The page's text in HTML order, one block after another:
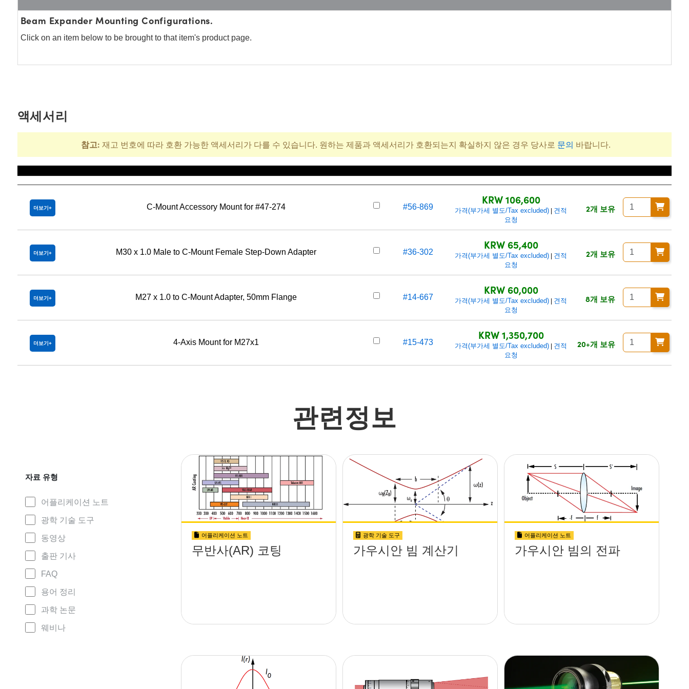
Beam Expander Mounting Configurations.
Click on an item below to be brought to that item's product page.
액세서리
참고: 재고 번호에 따라 호환 가능한 액세서리가 다를 수 있습니다. 원하는 제품과 액세서리가 호환되는지 확실하지 않은 경우 당사로 문의 바랍니다.
더보기 C-Mount Accessory Mount for #47-274 #56-869
KRW 106,600
가격(부가세 별도/Tax excluded)
견적
요청
2개 보유
더보기 M30 x 1.0 Male to C-Mount Female Step-Down Adapter #36-302
KRW 65,400
가격(부가세 별도/Tax excluded)
견적
요청
2개 보유
더보기 M27 x 1.0 to C-Mount Adapter, 50mm Flange #14-667
KRW 60,000
가격(부가세 별도/Tax excluded)
견적
요청
8개 보유
더보기 4-Axis Mount for M27x1 #15-473
KRW 1,350,700
가격(부가세 별도/Tax excluded)
견적
요청
20+개 보유
관련정보
자료 유형
어플리케이션 노트
광학 기술 도구
동영상
출판 기사
FAQ
용어 정리
과학 논문
웨비나
어플리케이션 노트
무반사(AR) 코팅
광학 기술 도구
가우시안 빔 계산기
어플리케이션 노트
가우시안 빔의 전파